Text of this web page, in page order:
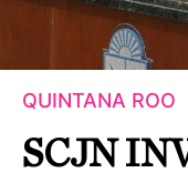
QUINTANA ROO
SCJN